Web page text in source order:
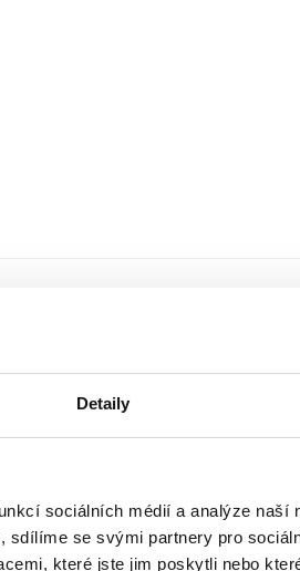
Detaily
sociálních médií a analýze naší
sdílíme se svými partnery pro
které jste jim poskytli nebo